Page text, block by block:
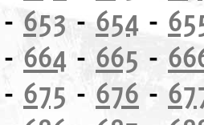
- 653- 654 -
- 664 - 665 -
- 675 - 676 -